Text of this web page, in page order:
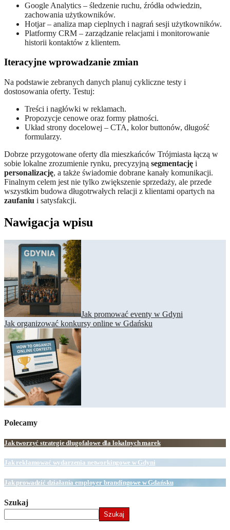
Google Analytics – śledzenie ruchu, źródła odwiedzin,
zachowania użytkowników.
Hotjar – analiza map cieplnych i nagrań sesji użytkowników.
Platformy CRM – zarządzanie relacjami i monitorowanie
historii kontaktów z klientem.
Iteracyjne wprowadzanie zmian
Na podstawie zebranych danych planuj cykliczne testy i
dostosowania oferty. Testuj:
Treści i nagłówki w reklamach.
Propozycje cenowe oraz formy płatności.
Układ strony docelowej – CTA, kolor buttonów, długość
formularzy.
Dobrze przygotowane oferty dla mieszkańców Trójmiasta łączą w
sobie lokalne zrozumienie rynku, precyzyjną segmentację i
personalizację, a także świadomie dobrane kanały komunikacji.
Finalnym celem jest nie tylko zwiększenie sprzedaży, ale przede
wszystkim budowa długotrwałych relacji z klientami opartych na
zaufaniu i satysfakcji.
Nawigacja wpisu
Jak promować eventy w Gdyni
Jak organizować konkursy online w Gdańsku
Polecamy
Jak tworzyć strategie długofalowe dla lokalnych marek
Jak reklamować wydarzenia networkingowe w Gdyni
Jak prowadzić działania employer brandingowe w Gdańsku
Szukaj
Szukaj